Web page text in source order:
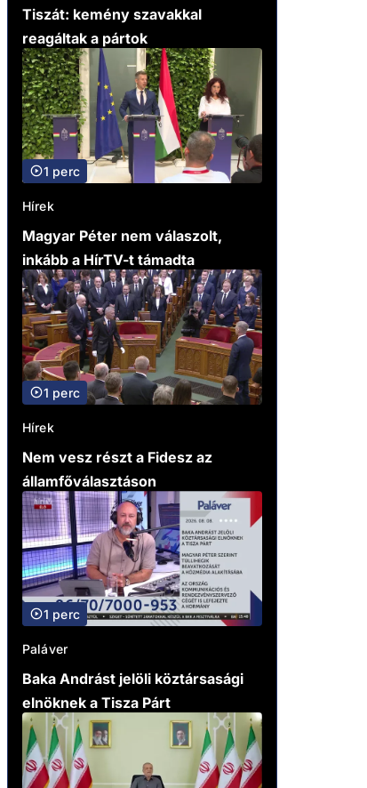
Tiszát: kemény szavakkal
reagáltak a pártok
1 perc
Hírek
Magyar Péter nem válaszolt,
inkább a HírTV-t támadta
1 perc
Hírek
Nem vesz részt a Fidesz az
államfőválasztáson
1 perc
Paláver
Baka Andrást jelöli köztársasági
elnöknek a Tisza Párt